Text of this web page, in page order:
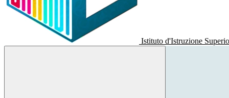
Istituto d'Istruzione